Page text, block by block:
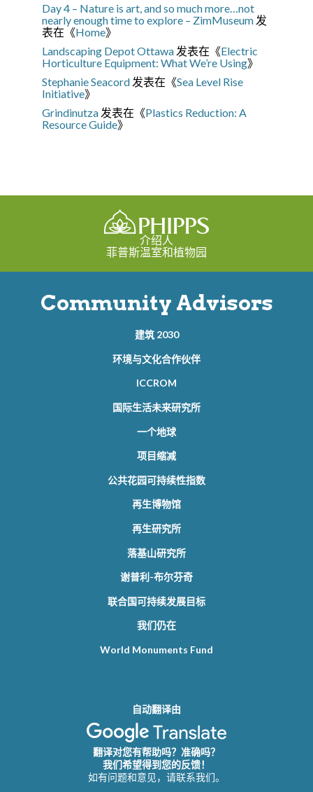
Day 4 – Nature is art, and so much more…not
nearly enough time to explore – ZimMuseum 发
表在《Home》
Landscaping Depot Ottawa 发表在《Electric
Horticulture Equipment: What We’re Using》
Stephanie Seacord 发表在《Sea Level Rise
Initiative》
Grindinutza 发表在《Plastics Reduction: A
Resource Guide》
介绍人
菲普斯温室和植物园
Community Advisors
建筑 2030
环境与文化合作伙伴
ICCROM
国际生活未来研究所
一个地球
项目缩减
公共花园可持续性指数
再生博物馆
再生研究所
落基山研究所
谢普利-布尔芬奇
联合国可持续发展目标
我们仍在
World Monuments Fund
自动翻译由
翻译对您有帮助吗？准确吗？
我们希望得到您的反馈！
如有问题和意见，请联系我们。